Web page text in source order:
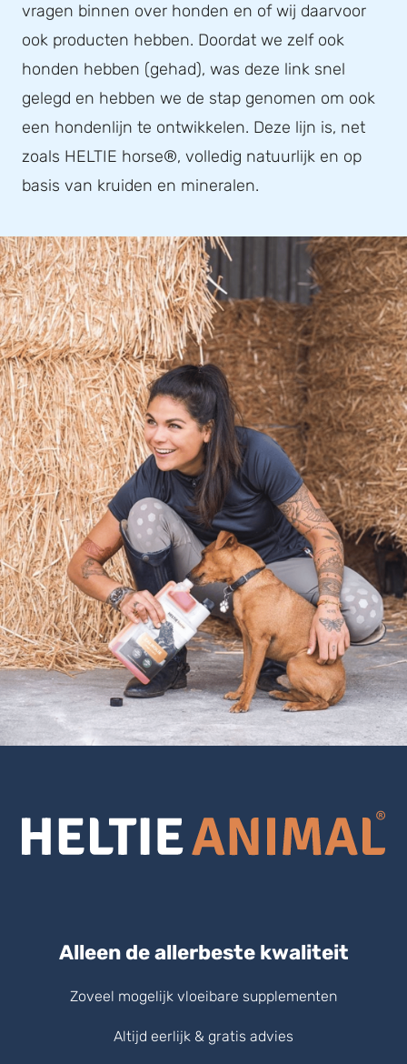
vragen binnen over honden en of wij daarvoor
ook producten hebben. Doordat we zelf ook
honden hebben (gehad), was deze link snel
gelegd en hebben we de stap genomen om ook
een hondenlijn te ontwikkelen. Deze lijn is, net
zoals HELTIE horse®, volledig natuurlijk en op
basis van kruiden en mineralen.
Alleen de allerbeste kwaliteit
Zoveel mogelijk vloeibare supplementen
Altijd eerlijk & gratis advies